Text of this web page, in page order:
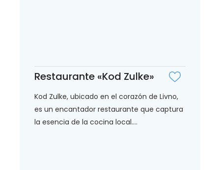
Restaurante «Kod Zulke»
Kod Zulke, ubicado en el corazón de Livno,
es un encantador restaurante que captura
la esencia de la cocina local....